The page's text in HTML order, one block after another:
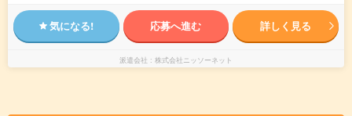
気になる! 応募へ進む 詳しく見る
派遣会社 株式会社ニッソーネット